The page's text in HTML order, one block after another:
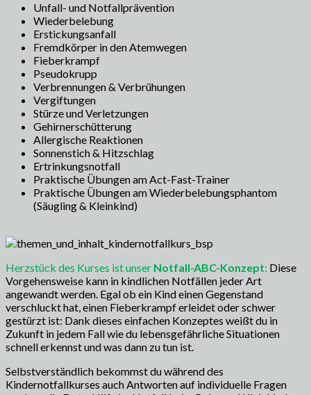
Unfall- und Notfallprävention
Wiederbelebung
Erstickungsanfall
Fremdkörper in den Atemwegen
Fieberkrampf
Pseudokrupp
Verbrennungen & Verbrühungen
Vergiftungen
Stürze und Verletzungen
Gehirnerschütterung
Allergische Reaktionen
Sonnenstich & Hitzschlag
Ertrinkungsnotfall
Praktische Übungen am Act-Fast-Trainer
Praktische Übungen am Wiederbelebungsphantom
(Säugling & Kleinkind)
Herzstück des Kurses ist unser Notfall-ABC-Konzept: Diese
Vorgehensweise kann in kindlichen Notfällen jeder Art
angewandt werden. Egal ob ein Kind einen Gegenstand
verschluckt hat, einen Fieberkrampf erleidet oder schwer
gestürzt ist: Dank dieses einfachen Konzeptes weißt du in
Zukunft in jedem Fall wie du lebensgefährliche Situationen
schnell erkennst und was dann zu tun ist.
Selbstverständlich bekommst du während des
Kindernotfallkurses auch Antworten auf individuelle Fragen